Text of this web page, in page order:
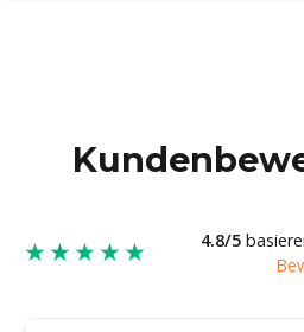
★★★★★ 4.8/5